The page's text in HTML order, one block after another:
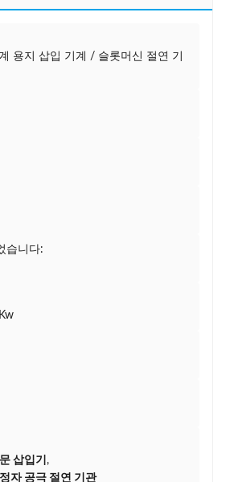
용지 삽입 기계 / 슬롯머신 절연 기
습니다:
삽입기 ,
자 공극 절연 기관